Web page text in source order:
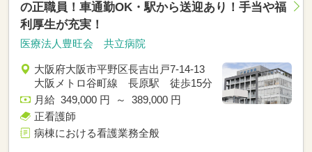
の正職員！車通勤OK・駅から送迎あり！手当や福
利厚生が充実！
医療法人豊旺会 共立病院
大阪府大阪市平野区長吉出戸7-14-13
大阪メトロ谷町線 長原駅 徒歩15分
月給 349,000 円 ～ 389,000 円
正看護師
病棟における看護業務全般